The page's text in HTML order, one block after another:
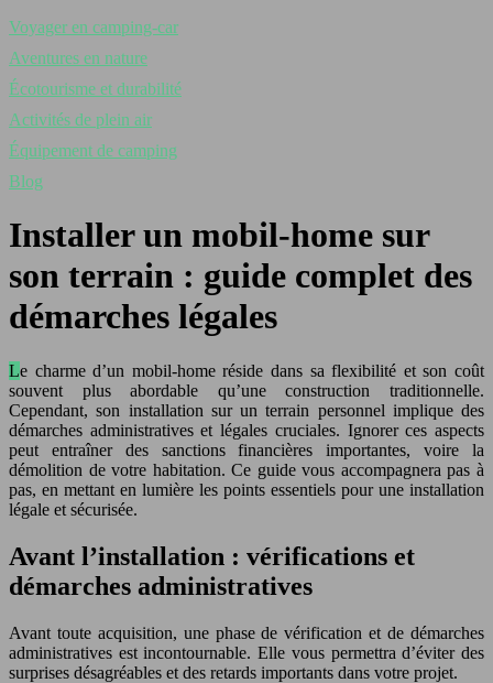
Voyager en camping-car
Aventures en nature
Écotourisme et durabilité
Activités de plein air
Équipement de camping
Blog
Installer un mobil-home sur
son terrain : guide complet des
démarches légales
Le charme d’un mobil-home réside dans sa flexibilité et son coût
souvent plus abordable qu’une construction traditionnelle.
Cependant, son installation sur un terrain personnel implique des
démarches administratives et légales cruciales. Ignorer ces aspects
peut entraîner des sanctions financières importantes, voire la
démolition de votre habitation. Ce guide vous accompagnera pas à
pas, en mettant en lumière les points essentiels pour une installation
légale et sécurisée.
Avant l’installation : vérifications et
démarches administratives
Avant toute acquisition, une phase de vérification et de démarches
administratives est incontournable. Elle vous permettra d’éviter des
surprises désagréables et des retards importants dans votre projet.